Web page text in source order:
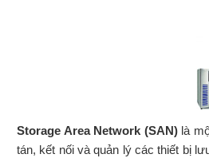
Storage Area Network (SAN)là
tán, kết nối và quản lý các thiết bị